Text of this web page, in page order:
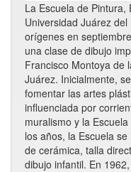
La Escuela de
Universidad Juárez
orígenes en
una clase de dibujo
Francisco Montoya de
Juárez. Inicialmente,
fomentar las artes
influenciada por
muralismo y la
los años, la Escuela
de cerámica, talla
dibujo infantil. En